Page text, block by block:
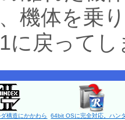
機体を乗
に戻って
構造にかかわら
64bit OSに完全対応。ハン